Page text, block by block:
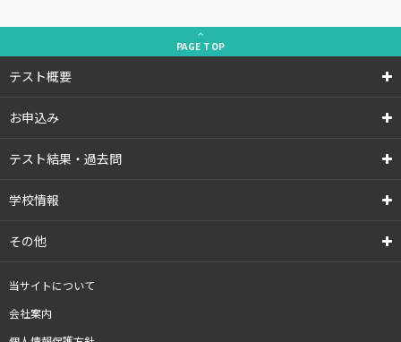
PAGE TOP
テスト概要
お申込み
テスト結果・過去問
学校情報
その他
当サイトについて
会社案内